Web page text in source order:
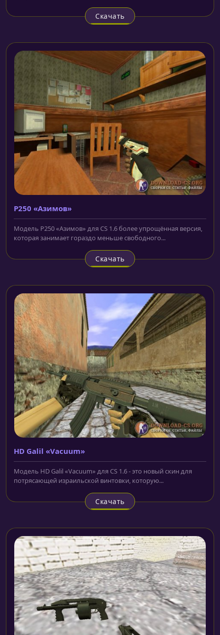
Скачать
P250 «Азимов»
Модель P250 «Азимов» для CS 1.6 более упрощённая версия,
которая занимает гораздо меньше свободного...
Скачать
HD Galil «Vacuum»
Модель HD Galil «Vacuum» для CS 1.6 - это новый скин для
потрясающей израильской винтовки, которую...
Скачать